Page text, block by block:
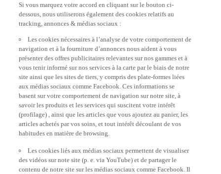
Si vous marquez votre accord en cliquant sur le bouton ci-
dessous, nous utiliserons également des cookies relatifs au
tracking, annonces & médias sociaux :
Les cookies nécessaires à l’analyse de votre comportement de
navigation et à la fourniture d’annonces nous aident à vous
présenter des offres publicitaires relevantes sur nos gammes et à
vous tenir informé sur nos services à la carte par le biais de notre
site ainsi que les sites de tiers, y compris des plate-formes liées
aux médias sociaux comme Facebook. Ces informations se
basent sur votre comportement de navigation sur notre site, à
savoir les produits et les services qui suscitent votre intérêt
(profilage) , ainsi que les articles que vous ajoutez au panier, les
articles achetés par vos soins, et tout intérêt découlant de vos
habitudes en matière de browsing.
Les cookies liés aux médias sociaux permettent de visualiser
des vidéos sur note site (p. e. via YouTube) et de partager le
contenu de notre site sur les médias sociaux comme Facebook. Il